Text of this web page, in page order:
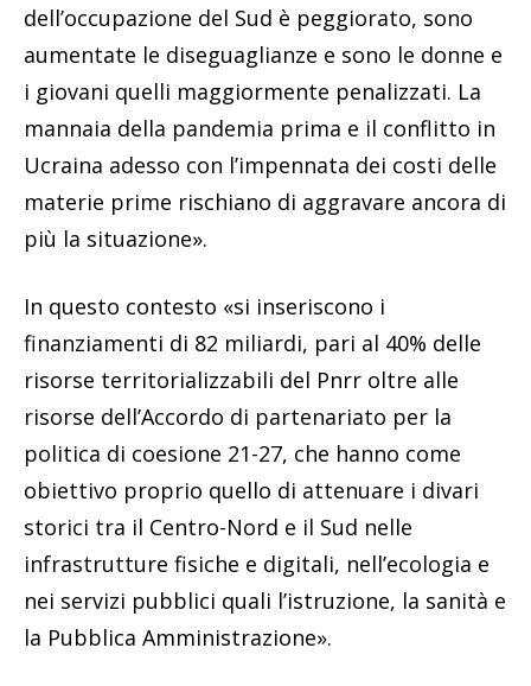
dell’occupazione del Sud è peggiorato, sono
aumentate le diseguaglianze e sono le donne e
i giovani quelli maggiormente penalizzati. La
mannaia della pandemia prima e il conflitto in
Ucraina adesso con l’impennata dei costi delle
materie prime rischiano di aggravare ancora di
più la situazione».
In questo contesto «si inseriscono i
finanziamenti di 82 miliardi, pari al 40% delle
risorse territorializzabili del Pnrr oltre alle
risorse dell’Accordo di partenariato per la
politica di coesione 21-27, che hanno come
obiettivo proprio quello di attenuare i divari
storici tra il Centro-Nord e il Sud nelle
infrastrutture fisiche e digitali, nell’ecologia e
nei servizi pubblici quali l’istruzione, la sanità e
la Pubblica Amministrazione».